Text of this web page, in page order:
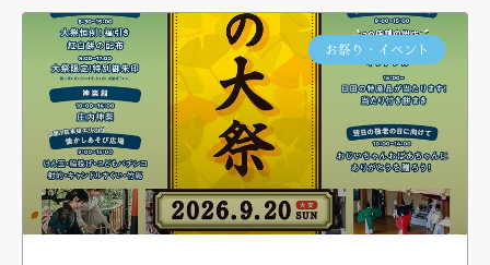
お祭り・イベント